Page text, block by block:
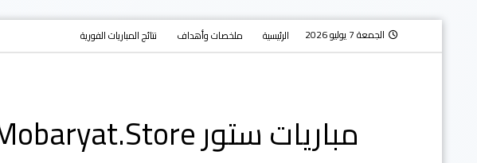
الجمعة 7 يوليو 2026 الرئيسية ملخصات وأهداف نتائج المباريات الفورية
مباريات ستور Mobaryat.Store